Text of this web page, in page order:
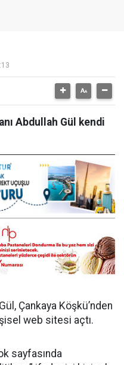
Abdullah Gül kendi
Çankaya Köşkü’nden
web sitesi açtı.
sayfasında